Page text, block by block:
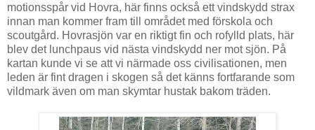
motionsspår vid Hovra, här finns också ett vindskydd strax
innan man kommer fram till området med förskola och
scoutgård. Hovrasjön var en riktigt fin och rofylld plats, här
blev det lunchpaus vid nästa vindskydd ner mot sjön. På
kartan kunde vi se att vi närmade oss civilisationen, men
leden är fint dragen i skogen så det känns fortfarande som
vildmark även om man skymtar hustak bakom träden.